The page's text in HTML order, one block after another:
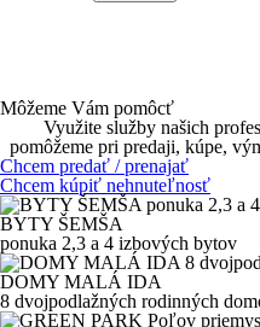
Môžeme Vám pomôcť
Využite služby našich
pomôžeme pri predaji, kúpe,
Chcem predať / prenajať
Chcem kúpiť nehnuteľnosť
BYTY ŠEMŠA
ponuka 2,3 a 4 izbových bytov
DOMY MALÁ IDA
8 dvojpodlažných rodinných